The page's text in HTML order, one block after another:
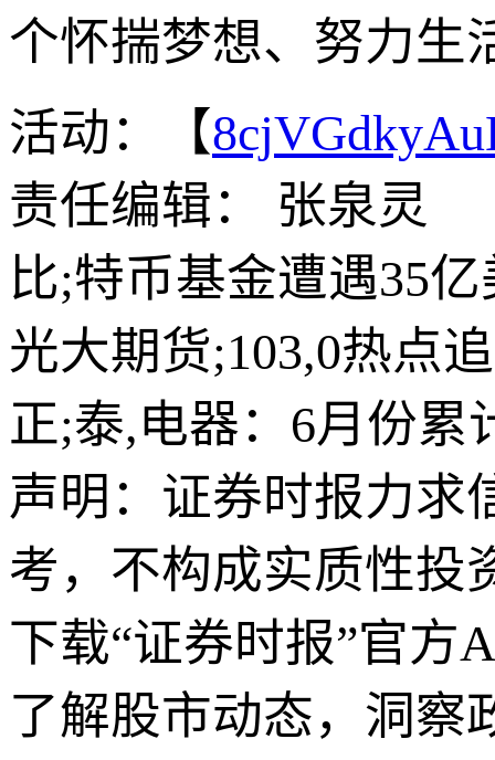
个怀揣梦想、努力生
活动：【
责任编辑： 张泉灵
比;特币基金遭遇35
光大期货;103,0热点
正;泰,电器：6月份累
声明：证券时报力求
考，不构成实质性投
下载“证券时报”官方
了解股市动态，洞察